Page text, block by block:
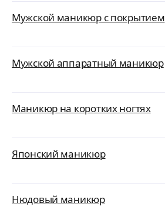
Мужской маникюр с покрытием
Мужской аппаратный маникюр
Маникюр на коротких ногтях
Японский маникюр
Нюдовый маникюр